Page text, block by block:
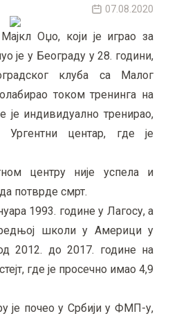
07.08.2020
Оџо, који је играо за
је у Београду у 28. години,
клуба са Малог
током тренинга на
је индивидуално тренирао,
центар, где је
центру није успела и
потврде смрт.
1993. године у Лагосу, а
школи у Америци у
2012. до 2017. године на
где је просечно имао 4,9
је почео у Србији у ФМП-у,